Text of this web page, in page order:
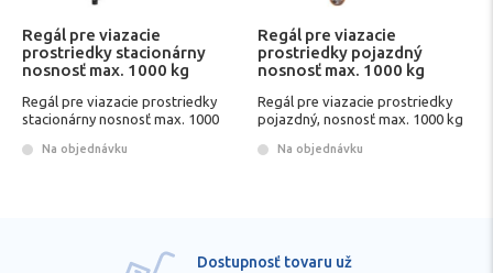
Regál pre viazacie
prostriedky stacionárny
nosnosť max. 1000 kg
Regál pre viazacie prostriedky
stacionárny nosnosť max. 1000
Na objednávku
Regál pre viazacie
prostriedky pojazdný
nosnosť max. 1000 kg
Regál pre viazacie prostriedky
pojazdný, nosnosť max. 1000 kg
Na objednávku
Dostupnosť tovaru už